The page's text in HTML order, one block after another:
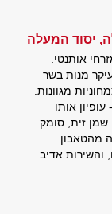
יסוד המעלה
אותנטי.
מנות בשר
מגוונות.
אותו
שמן זית, סומק
מהטאבון.
והשירות אדיב